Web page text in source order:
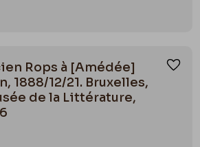
Rops à [Amédée]
1888/12/21. Bruxelles,
de la Littérature,